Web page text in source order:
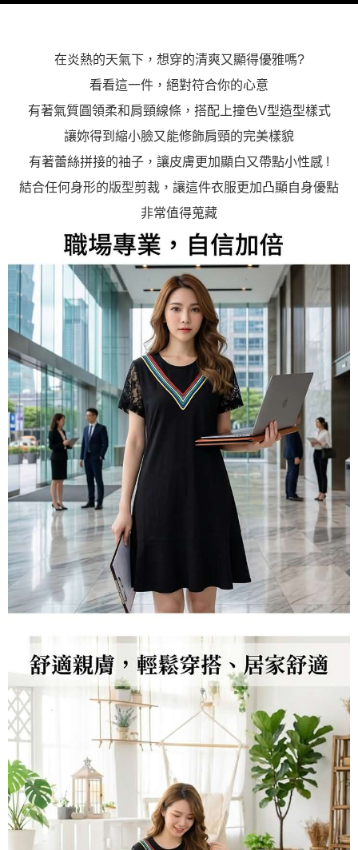
在炎熱的天氣下，想穿的清爽又顯得優雅嗎?
看看這一件，絕對符合你的心意
有著氣質圓領柔和肩頸線條，搭配上撞色V型造型樣式
讓妳得到縮小臉又能修飾肩頸的完美樣貌
有著蕾絲拼接的袖子，讓皮膚更加顯白又帶點小性感 !
結合任何身形的版型剪裁，讓這件衣服更加凸顯自身優點
非常值得蒐藏